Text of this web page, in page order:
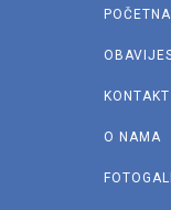
POČETNA
KONTAKT
O NAMA